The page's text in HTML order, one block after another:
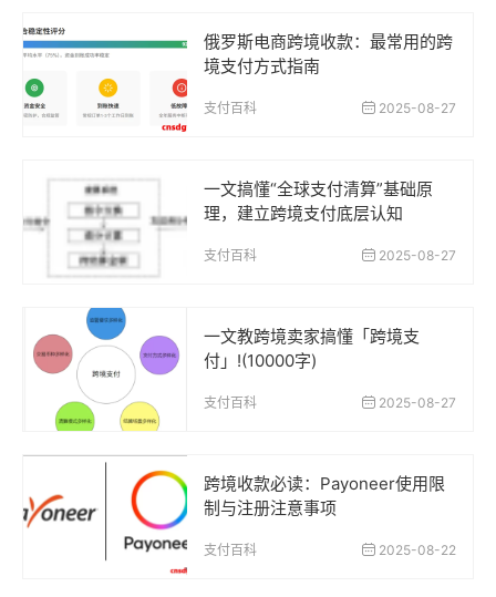
俄罗斯电商跨境收款：最常用的跨
境支付方式指南
支付百科 2025-08-27
一文搞懂“全球支付清算”基础原
理，建立跨境支付底层认知
支付百科 2025-08-27
一文教跨境卖家搞懂「跨境支
付」!(10000字)
支付百科 2025-08-27
跨境收款必读：Payoneer使用限
制与注册注意事项
支付百科 2025-08-22